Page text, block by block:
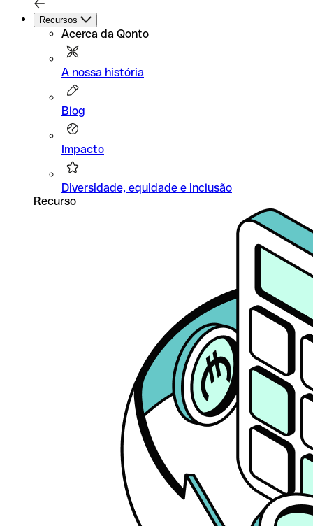
Recursos
Acerca da Qonto
A nossa história
Blog
Impacto
Diversidade, equidade e inclusão
Recurso